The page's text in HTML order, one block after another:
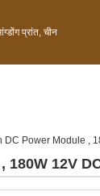
प्रांत, चीन
DC Power Module ,
180W 12V